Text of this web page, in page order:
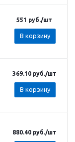
551 руб./шт
В корзину
369.10руб./шт
В корзину
880.40руб./шт